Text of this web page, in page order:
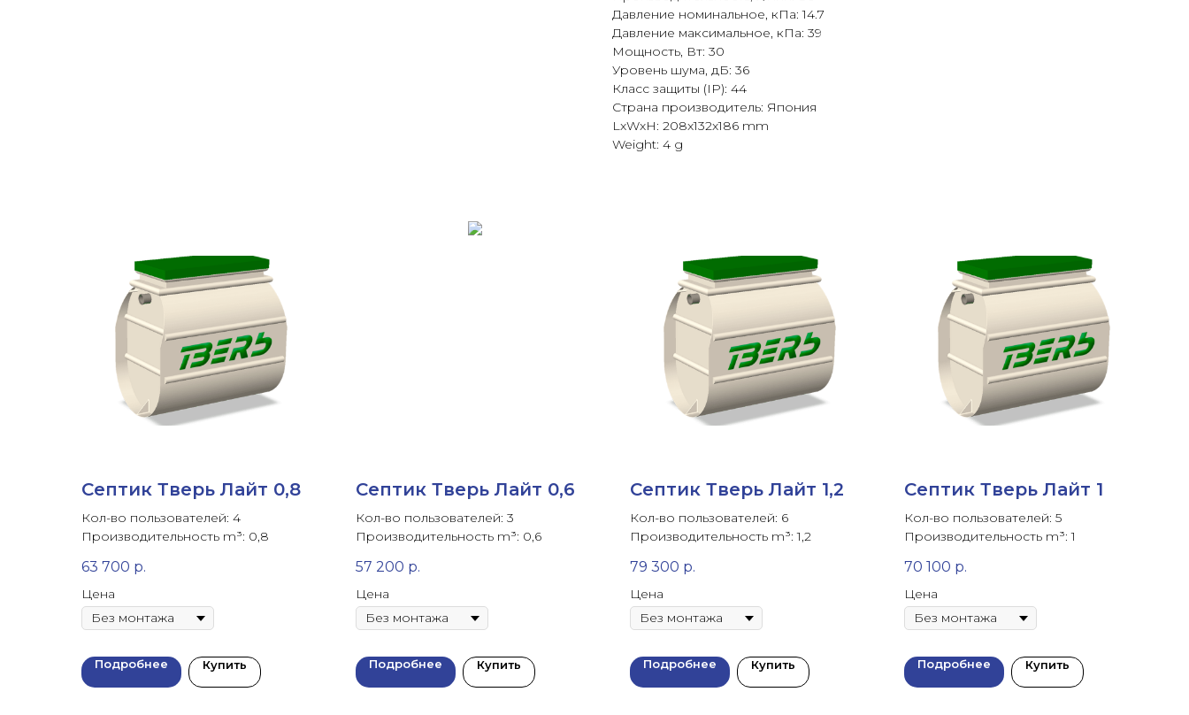
Давление номинальное, кПа: 14.7
Давление максимальное, кПа: 39
Мощность, Вт: 30
Уровень шума, дБ: 36
Класс защиты (IP): 44
Страна производитель: Япония
LxWxH: 208x132x186 mm
Weight: 4 g
Септик Тверь Лайт 0,8
Кол-во пользователей: 4
Производительность m³: 0,8
63 700 р.
Цена
Подробнее Купить
Септик Тверь Лайт 0,6
Кол-во пользователей: 3
Производительность m³: 0,6
57 200 р.
Цена
Подробнее Купить
Септик Тверь Лайт 1,2
Кол-во пользователей: 6
Производительность m³: 1,2
79 300 р.
Цена
Подробнее Купить
Септик Тверь Лайт 1
Кол-во пользователей: 5
Производительность m³: 1
70 100 р.
Цена
Подробнее Купить